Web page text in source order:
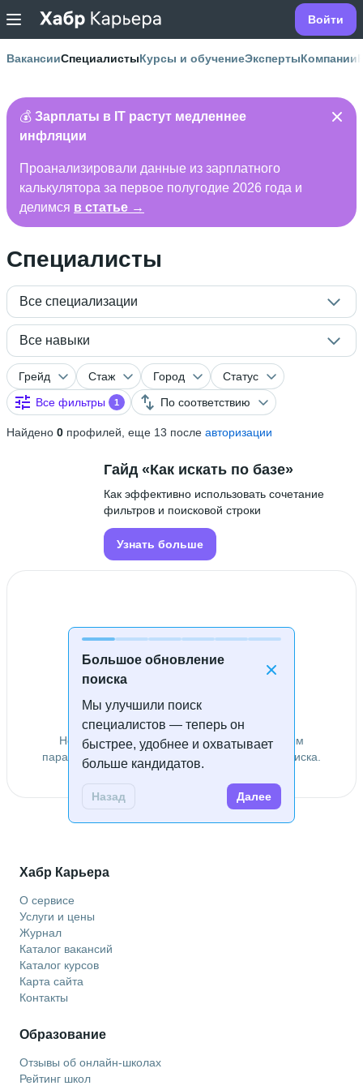
Войти
ВакансииСпециалистыКурсы и обучениеЭкспертыКомпании
💰 Зарплаты в IT растут медленнее
инфляции
Проанализировали данные из зарплатного
калькулятора за первое полугодие 2026 года и
делимся в статье →
Специалисты
Все специализации
Все навыки
Грейд Стаж Город
Статус
Все фильтры
1 По соответствию
Найдено 0 профилей, еще 13 после авторизации
Большое обновление
поиска
Мы улучшили поиск
специалистов — теперь он
быстрее, удобнее и охватывает
больше кандидатов.
Назад Далее
Гайд «Как искать по базе»
Как эффективно использовать сочетание
фильтров и поисковой строки
Узнать больше
Специалисты не найдены
Не удалось найти специалистов по заданным
параметрам. Попробуйте изменить условия поиска.
Хабр Карьера
О сервисе
Услуги и цены
Журнал
Каталог вакансий
Каталог курсов
Карта сайта
Контакты
Образование
Отзывы об онлайн-школах
Рейтинг школ